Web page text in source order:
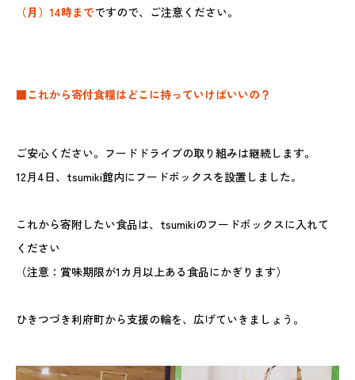
（月）14時までですので、ご注意ください。
■これから寄付食糧はどこに持っていけばいいの？
ご安心ください。フードドライブの取り組みは継続します。
12月4日、tsumiki館内にフードボックスを設置しました。
これから寄附したい食品は、tsumikiのフードボックスに入れて
ください
（注意：賞味期限が1カ月以上ある食品にかぎります）
ひきつづき利府町から支援の輪を、広げていきましょう。